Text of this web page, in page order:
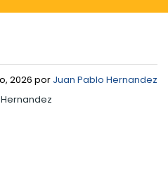
2026 por Juan Pablo Hernandez